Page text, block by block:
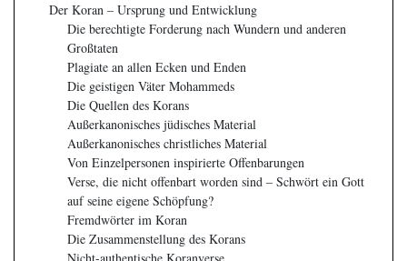
Der Koran – Ursprung und Entwicklung
Die berechtigte Forderung nach Wundern und anderen
Großtaten
Plagiate an allen Ecken und Enden
Die geistigen Väter Mohammeds
Die Quellen des Korans
Außerkanonisches jüdisches Material
Außerkanonisches christliches Material
Von Einzelpersonen inspirierte Offenbarungen
Verse, die nicht offenbart worden sind – Schwört ein Gott
auf seine eigene Schöpfung?
Fremdwörter im Koran
Die Zusammenstellung des Korans